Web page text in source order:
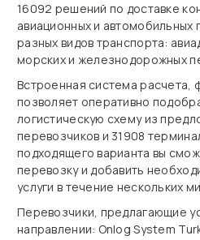
16092 решений по доставке
авиационных и автомобильных
разных видов транспорта:
морских и железнодорожных
Встроенная система расчета,
позволяет оперативно
логистическую схему из
перевозчиков и 31908
подходящего варианта вы
перевозку и добавить
услуги в течение нескольких
Перевозчики, предлагающие
направлении: Onlog System